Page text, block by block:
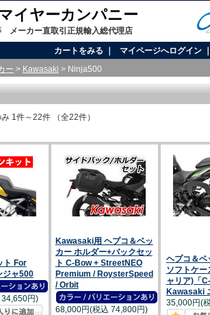
イヤーカンパニー
メーカー直取引正規輸入総代理店
カートをみる マイページへログイン
ー > Kawasaki > Ninja500
み 1件～22件 （全22件）
ト For
ジャ500
円)
Kawasaki用 ヘプコ＆ベッ
カー ホルダー+バックセッ
ト C-Bow + StreetNEO
Premium / RoysterSpeed
/ Orbit
68,000円(税込 74,800円)
ヘプコ＆ベ
ソフトケー
ャリア)「
Kawasaki
35,000円(